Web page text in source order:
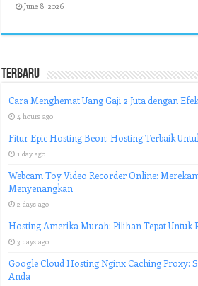
June 8, 2026
Terbaru
Cara Menghemat Uang Gaji 2 Juta dengan
4 hours ago
Fitur Epic Hosting Beon: Hosting Terbaik
1 day ago
Webcam Toy Video Recorder Online:
Menyenangkan
2 days ago
Hosting Amerika Murah: Pilihan Tepat
3 days ago
Google Cloud Hosting Nginx Caching Proxy:
Anda